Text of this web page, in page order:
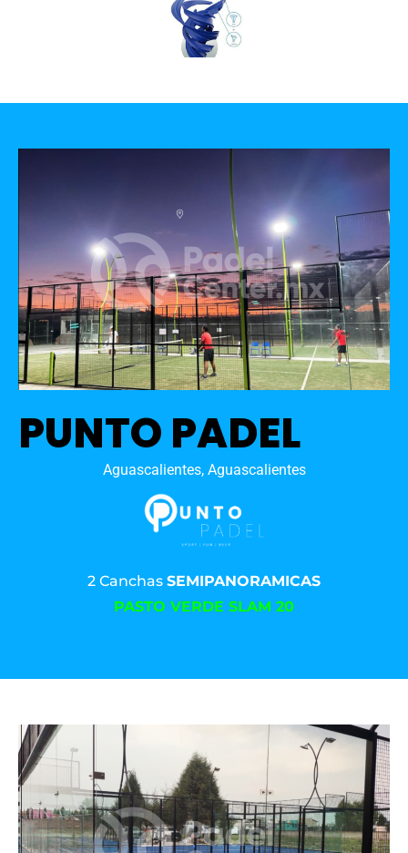
PUNTO PADEL
Aguascalientes, Aguascalientes
2 Canchas SEMIPANORAMICAS
PASTO VERDE SLAM 20